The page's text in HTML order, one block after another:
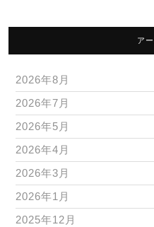
ア
2026年8月
2026年7月
2026年5月
2026年4月
2026年3月
2026年1月
2025年12月